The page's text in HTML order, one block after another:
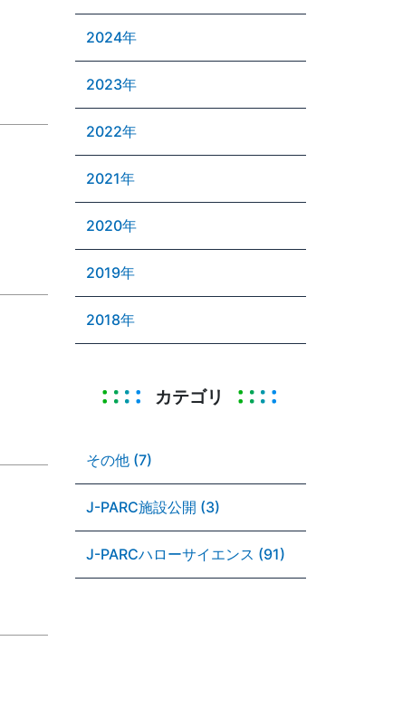
2024年
2023年
2022年
2021年
2020年
2019年
2018年
カテゴリ
その他 (7)
J-PARC施設公開 (3)
J-PARCハローサイエンス (91)